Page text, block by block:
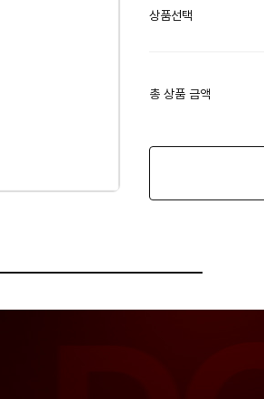
상품선택
총 상품 금액